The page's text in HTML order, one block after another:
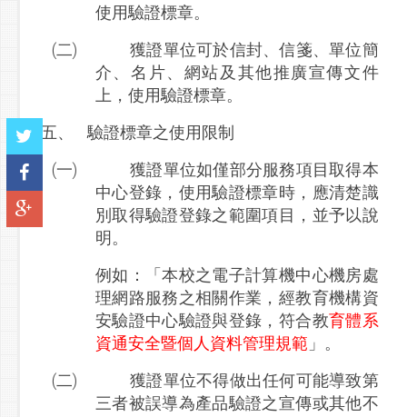
使用驗證標章。
(二)
獲證單位可於信封、信箋、單位簡
介、名片、網站及其他推廣宣傳文件
上，使用驗證標章。
五、 驗證標章之使用限制
(一)
獲證單位如僅部分服務項目取得本
中心登錄，使用驗證標章時，應清楚識
別取得驗證登錄之範圍項目，並予以說
明。
例如：「本校之電子計算機中心機房處
理網路服務之相關作業，經教育機構資
安驗證中心驗證與登錄， 符合教育體系
資通安全暨個人資料管理規範 」。
(二)
獲證單位不得做出任何可能導致第
三者被誤導為產品驗證之宣傳或其他不